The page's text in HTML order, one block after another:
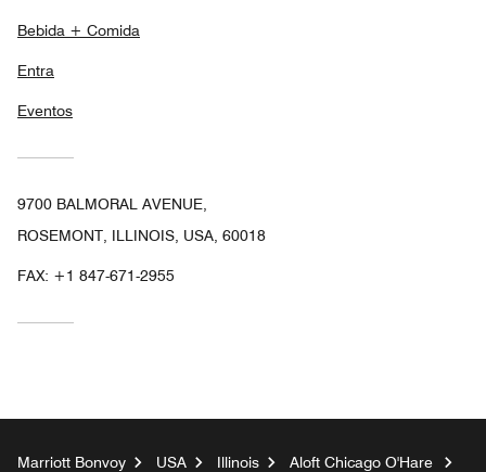
Bebida + Comida
Entra
Eventos
9700 BALMORAL AVENUE,
ROSEMONT, ILLINOIS, USA, 60018
FAX: +1 847-671-2955
Marriott Bonvoy USA Illinois
Aloft Chicago O'Hare